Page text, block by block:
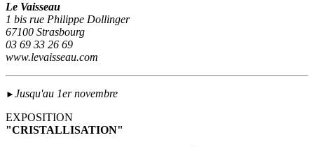
Le Vaisseau
1 bis rue Philippe Dollinger
67100 Strasbourg
03 69 33 26 69
www.levaisseau.com
► Jusqu'au 1er novembre
EXPOSITION
"CRISTALLISATION"